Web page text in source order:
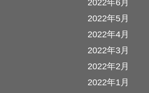
2022年6月
2022年5月
2022年4月
2022年3月
2022年2月
2022年1月